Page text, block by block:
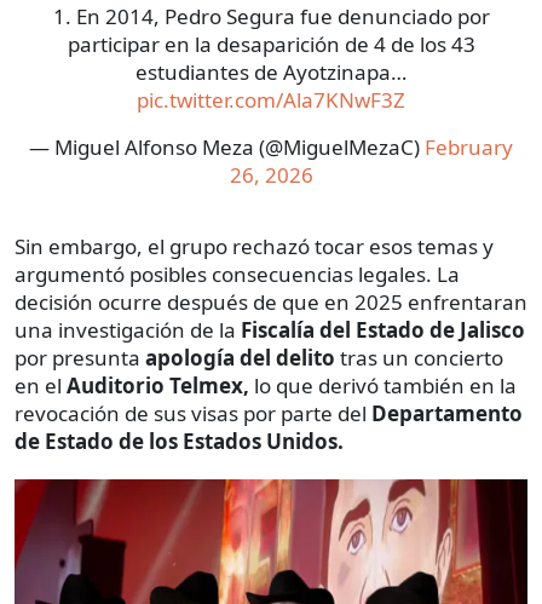
1. En 2014, Pedro Segura fue denunciado por
participar en la desaparición de 4 de los 43
estudiantes de Ayotzinapa…
pic.twitter.com/Ala7KNwF3Z
— Miguel Alfonso Meza (@MiguelMezaC) February
26, 2026
Sin embargo, el grupo rechazótocar esos temas y
argumentó posibles consecuencias legales. La
decisión ocurre después de que en 2025 enfrentaran
una investigación de la Fiscalía del Estado de Jalisco
por presunta apología del delito tras un concierto
en el Auditorio Telmex, lo que derivó también en la
revocación de sus visas por parte del Departamento
de Estado de los Estados Unidos.